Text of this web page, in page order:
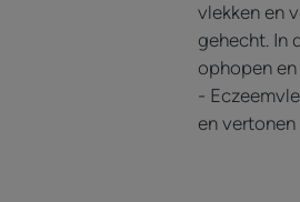
vlekken en
gehecht. In
ophopen
-
en vertonen